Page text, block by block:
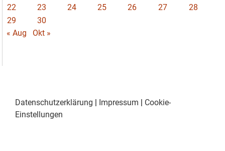
22
23 24 25 26 27
28
29
30
« Aug
Okt »
Datenschutzerklärung Impressum
Cookie-
Einstellungen